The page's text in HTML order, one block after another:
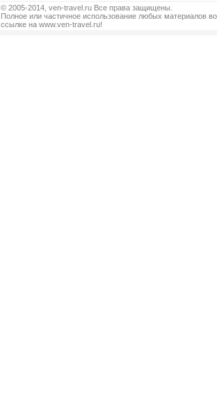
© 2005-2014, ven-travel.ru Все права защищены.
Полное или частичное использование любых материалов
ссылке на www.ven-travel.ru!